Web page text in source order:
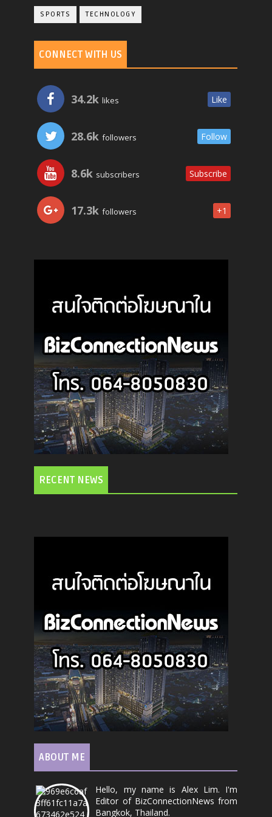
SPORTS TECHNOLOGY
CONNECT WITH US
34.2k likes Like
28.6k followers Follow
8.6k subscribers Subscribe
17.3k followers +1
RECENT NEWS
ABOUT ME
Hello, my name is Alex Lim. I'm
Editor of BizConnectionNews from
Bangkok, Thailand.